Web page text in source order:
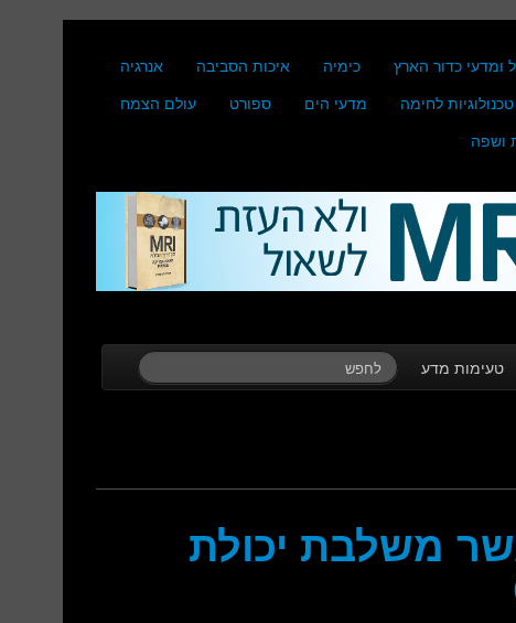
ומדעי כדור הארץ כימיה איכות הסביבה
אנרגיה
טכנולוגיות לחימה מדעי הים ספורט
עולם הצמח
ושפה
טעימות מדע
משלבת יכולת